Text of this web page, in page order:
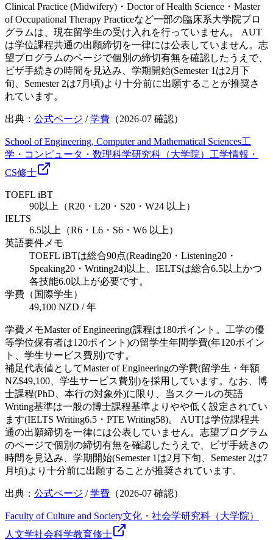
Clinical Practice (Midwifery)・Doctor of Health Science・Master
of Occupational Therapy Practiceなど一部の臨床系大学院プロ
グラムは、現在留学生の受け入れを行っていません。 AUT
は学位課程共通の出願締切を一律には公表していません。志
望プログラムのページで個別の締切有無を確認したうえで、
ビザ手続きの時間を見込み、学期開始(Semester 1は2月下
旬、Semester 2は7月頃)より十分前に出願することが推奨さ
れています。
出典： 公式ページ /学費 （2026-07 確認）
School of Engineering, Computer and Mathematical Sciences工
学・コンピュータ・数理科学研究科（大学院） 工学情報・
CS修士
TOEFL iBT
90以上（R20・L20・S20・W24 以上）
IELTS
6.5以上（R6・L6・S6・W6 以上）
英語要件メモ
TOEFL iBTは総合90点(Reading20・Listening20・
Speaking20・Writing24)以上、IELTSは総合6.5以上かつ
各技能6.0以上が必要です。
学費（国際学生）
49,100 NZD / 年
学費メモMaster of Engineering(課程は180ポイント。工学の優
等学位保有者は120ポイント)の留学生年間学費(年120ポイン
ト、学生サービス費別)です。
補足代表値としてMaster of Engineeringの学費(留学生・年額
NZ$49,100、学生サービス費別)を採用しています。なお、博
士課程(PhD、本行の対象外)に限り、当スクールの英語
Writing基準は一般の博士課程基準よりやや低く設定されてい
ます(IELTS Writing6.5・PTE Writing58)。 AUTは学位課程共
通の出願締切を一律には公表していません。志望プログラム
のページで個別の締切有無を確認したうえで、ビザ手続きの
時間を見込み、学期開始(Semester 1は2月下旬、Semester 2は7
月頃)より十分前に出願することが推奨されています。
出典： 公式ページ /学費 （2026-07 確認）
Faculty of Culture and Society文化・社会学研究科（大学院）
人文学社会科学教育修士